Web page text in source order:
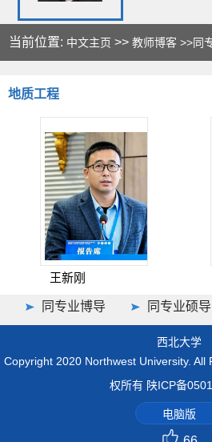
当前位置: 中文主页 >>教师博客 >>同
地质工程
王新刚
同专业博导 同专业硕导
西北大学
Copyright 2020 Northwest University. All
权所有 陕ICP备
电脑版